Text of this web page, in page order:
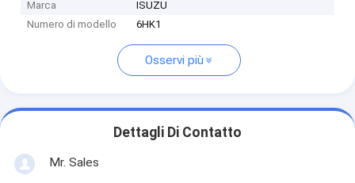
Marca
ISUZU
Numero di modello
6HK1
Osservi più
Dettagli Di Contatto
Mr. Sales